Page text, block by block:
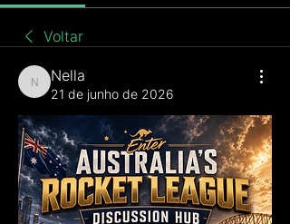
Voltar
Nella
Nella
21 de junho de 2026